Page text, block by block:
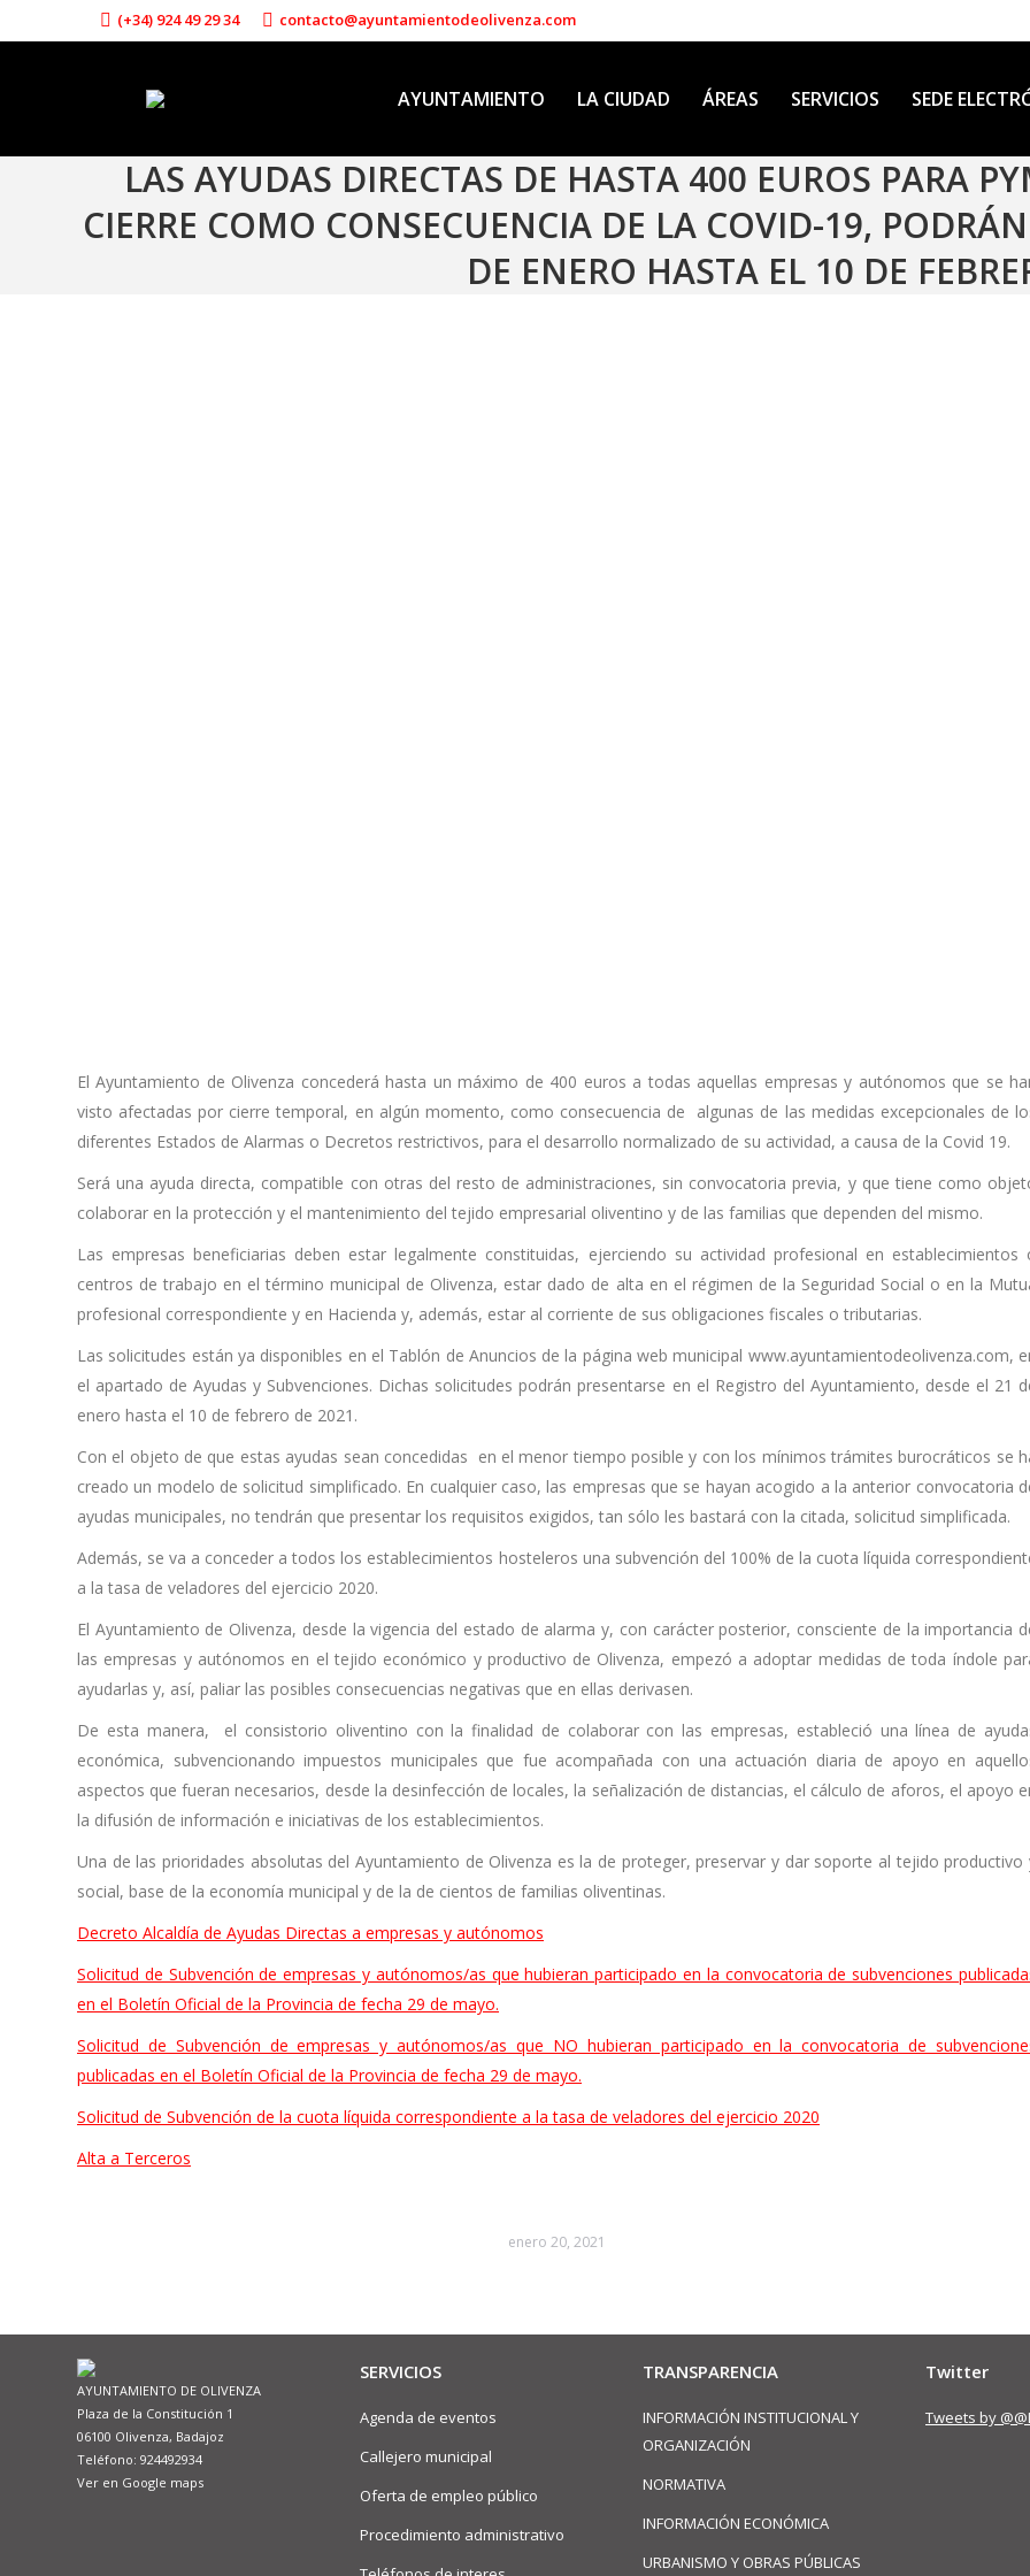
(+34) 924 49 29 34 contacto@ayuntamientodeolivenza.com
AYUNTAMIENTO LA CIUDAD ÁREAS SERVICIOS SEDE
LAS AYUDAS DIRECTAS DE HASTA 400 EUROS PARA
CIERRE COMO CONSECUENCIA DE LA COVID-19,
DE ENERO HASTA EL 10 DE
El Ayuntamiento de Olivenza concederá hasta un máximo de 400 euros a todas aquellas empresas y autónomos que se
visto afectadas por cierre temporal, en algún momento, como consecuencia de algunas de las medidas excepcionales de
diferentes Estados de Alarmas o Decretos restrictivos, para el desarrollo normalizado de su actividad, a causa de la Covid 19.
Será una ayuda directa, compatible con otras del resto de administraciones, sin convocatoria previa, y que tiene como
colaborar en la protección y el mantenimiento del tejido empresarial oliventino y de las familias que dependen del mismo.
Las empresas beneficiarias deben estar legalmente constituidas, ejerciendo su actividad profesional en establecimientos
centros de trabajo en el término municipal de Olivenza, estar dado de alta en el régimen de la Seguridad Social o en la
profesional correspondiente y en Hacienda y, además, estar al corriente de sus obligaciones fiscales o tributarias.
Las solicitudes están ya disponibles en el Tablón de Anuncios de la página web municipal www.ayuntamientodeolivenza.com,
el apartado de Ayudas y Subvenciones. Dichas solicitudes podrán presentarse en el Registro del Ayuntamiento, desde el 21
enero hasta el 10 de febrero de 2021.
Con el objeto de que estas ayudas sean concedidas en el menor tiempo posible y con los mínimos trámites burocráticos se
creado un modelo de solicitud simplificado. En cualquier caso, las empresas que se hayan acogido a la anterior convocatoria
ayudas municipales, no tendrán que presentar los requisitos exigidos, tan sólo les bastará con la citada, solicitud simplificada.
Además, se va a conceder a todos los establecimientos hosteleros una subvención del 100% de la cuota líquida
a la tasa de veladores del ejercicio 2020.
El Ayuntamiento de Olivenza, desde la vigencia del estado de alarma y, con carácter posterior, consciente de la importancia
las empresas y autónomos en el tejido económico y productivo de Olivenza, empezó a adoptar medidas de toda índole
ayudarlas y, así, paliar las posibles consecuencias negativas que en ellas derivasen.
De esta manera, el consistorio oliventino con la finalidad de colaborar con las empresas, estableció una línea de
económica, subvencionando impuestos municipales que fue acompañada con una actuación diaria de apoyo en
aspectos que fueran necesarios, desde la desinfección de locales, la señalización de distancias, el cálculo de aforos, el apoyo
la difusión de información e iniciativas de los establecimientos.
Una de las prioridades absolutas del Ayuntamiento de Olivenza es la de proteger, preservar y dar soporte al tejido productivo
social, base de la economía municipal y de la de cientos de familias oliventinas.
Decreto Alcaldía de Ayudas Directas a empresas y autónomos
Solicitud de Subvención de empresas y autónomos/as que hubieran participado en la convocatoria de subvenciones
en el Boletín Oficial de la Provincia de fecha 29 de mayo.
Solicitud de Subvención de empresas y autónomos/as que NO hubieran participado en la convocatoria de
publicadas en el Boletín Oficial de la Provincia de fecha 29 de mayo.
Solicitud de Subvención de la cuota líquida correspondiente a la tasa de veladores del ejercicio 2020
Alta a Terceros
enero 20, 2021
AYUNTAMIENTO DE OLIVENZA
Plaza de la Constitución 1
06100 Olivenza, Badajoz
Teléfono: 924492934
Ver en Google maps
SERVICIOS
Agenda de eventos
Callejero municipal
Oferta de empleo público
Procedimiento administrativo
TRANSPARENCIA
INFORMACIÓN INSTITUCIONAL Y
ORGANIZACIÓN
NORMATIVA
INFORMACIÓN ECONÓMICA
URBANISMO Y OBRAS PÚBLICAS
Twitter
Tweets by